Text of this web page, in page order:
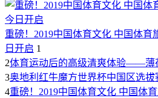
重磅！2019中国体育文化 中国体育
日开启 1
2体育运动后的高级清爽体验——薄
3奥地利红牛魔方世界杯中国区选拔
4重磅！2019中国体育文化 中国体